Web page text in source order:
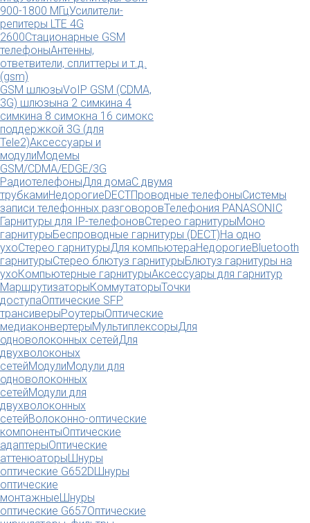
900-1800 МГцУсилители-
репитеры LTE 4G
2600Стационарные GSM
телефоныАнтенны,
ответвители, сплиттеры и т.д.
(gsm)
GSM шлюзыVoIP GSM (CDMA,
3G) шлюзына 2 симкина 4
симкина 8 симокна 16 симокс
поддержкой 3G (для
Tele2)Аксессуары и
модулиМодемы
GSM/CDMA/EDGE/3G
РадиотелефоныДля домаС двумя
трубкамиНедорогиеDECTПроводные телефоныСистемы
записи телефонных разговоровТелефония PANASONIC
Гарнитуры для IP-телефоновСтерео гарнитурыМоно
гарнитурыБеспроводные гарнитуры (DECT)На одно
ухоСтерео гарнитурыДля компьютераНедорогиеBluetooth
гарнитурыСтерео блютуз гарнитурыБлютуз гарнитуры на
ухоКомпьютерные гарнитурыАксессуары для гарнитур
МаршрутизаторыКоммутаторыТочки
доступаОптические SFP
трансиверыРоутерыОптические
медиаконвертерыМультиплексорыДля
одноволоконных сетейДля
двухволоконых
сетейМодулиМодули для
одноволоконных
сетейМодули для
двухволоконных
сетейВолоконно-оптические
компонентыОптические
адаптерыОптические
аттенюаторыШнуры
оптические G652DШнуры
оптические
монтажныеШнуры
оптические G657Оптические